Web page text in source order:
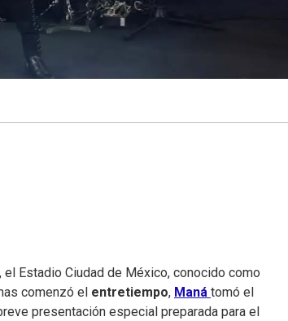
Estadio Ciudad de México, conocido como
comenzó el entretiempo, Maná tomó el
presentación especial preparada para el